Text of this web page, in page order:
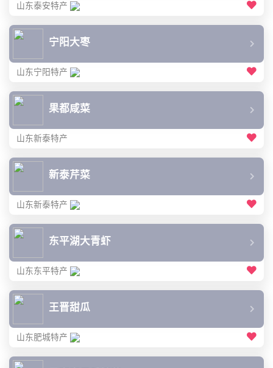
山东泰安特产
宁阳大枣
山东宁阳特产
果都咸菜
山东新泰特产
新泰芹菜
山东新泰特产
东平湖大青虾
山东东平特产
王晋甜瓜
山东肥城特产